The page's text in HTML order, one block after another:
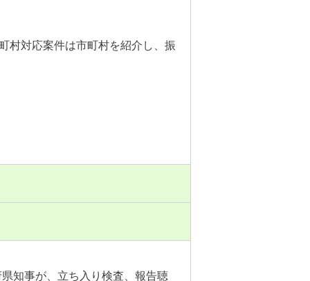
村対応案件は市町村を紹介し、振
知事が、立ち入り検査、報告聴